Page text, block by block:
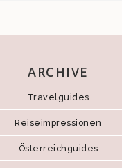
ARCHIVE
Travelguides
Reiseimpressionen
Österreichguides